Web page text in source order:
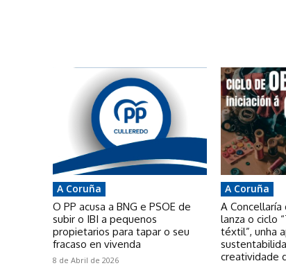
A Coruña
O PP acusa a BNG e PSOE de
subir o IBI a pequenos
propietarios para tapar o seu
fracaso en vivenda
8 de Abril de 2026
A Coruña
A
lanza o ciclo
téxtil”, unha
creatividade